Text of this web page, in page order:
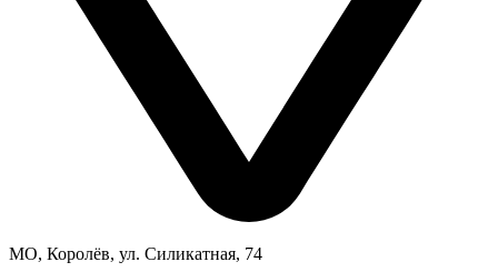
МО, Королёв, ул. Силикатная, 74